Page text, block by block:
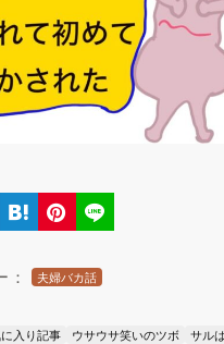
： 夫婦バカ話
入り記事 ウサウサ笑いのツボ サル